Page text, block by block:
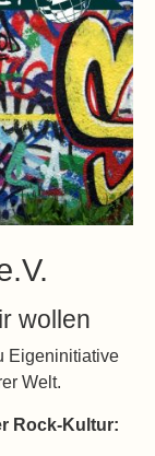
wollen
Eigeninitiative
Welt.
Rock-Kultur: